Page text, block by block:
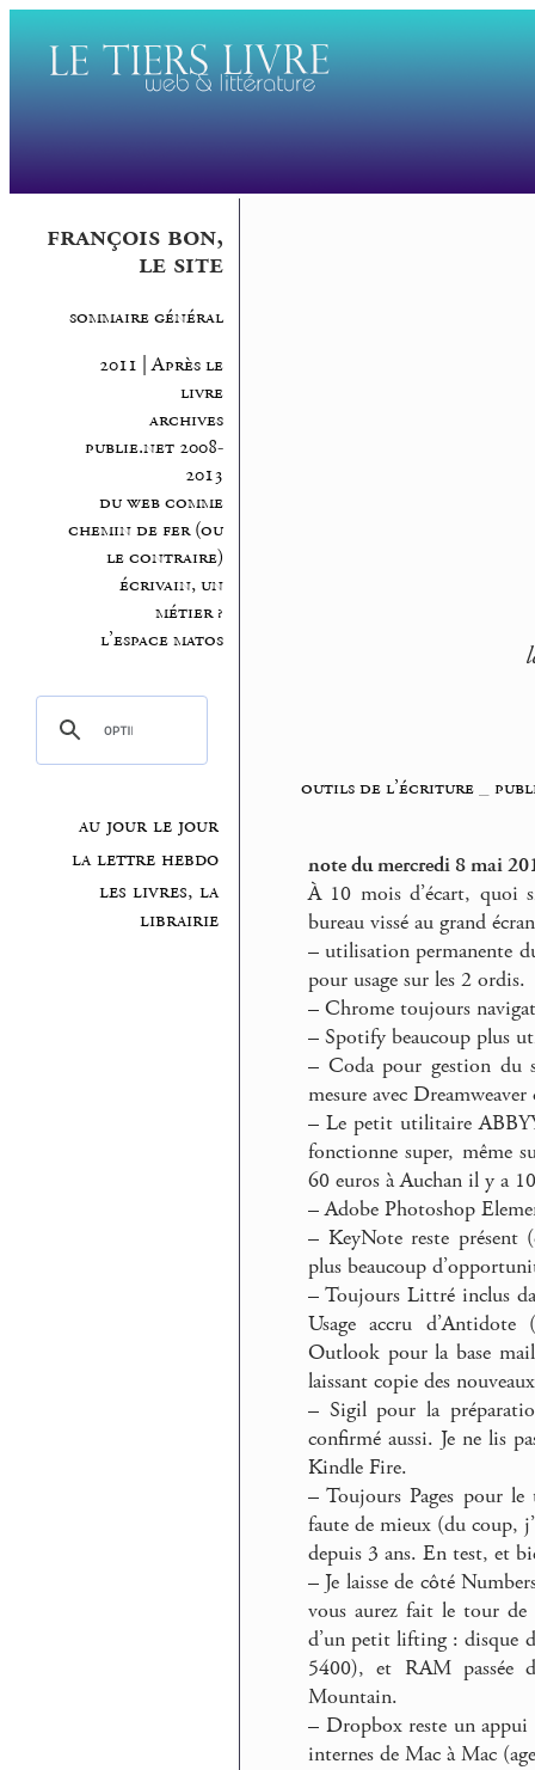
françois bon,
le site
sommaire général
2011 | Après le
livre
archives
publie.net 2008-
2013
du web comme
chemin de fer (ou
le contraire)
écrivain, un
métier ?
l’espace matos
au jour le jour
la lettre hebdo
les livres, la
librairie
outils de l’écriture_
note du mercredi 8 mai
À 10 mois d’écart, quoi
bureau vissé au grand
– utilisation permanente
pour usage sur les 2 ordis.
– Chrome toujours
– Spotify beaucoup plus
– Coda pour gestion du
mesure avec Dreamweaver
– Le petit utilitaire
fonctionne super, même
60 euros à Auchan il y a
–Adobe Photoshop
– KeyNote reste présent
plus beaucoup
– Toujours Littré inclus
Usage accru
Outlook pour la base
laissant copie des
– Sigil pour la
confirmé aussi. Je ne lis
Kindle Fire.
– Toujours Pages pour
faute de mieux (du coup,
depuis 3 ans. En test, et
– Je laisse de côté
vous aurez fait le tour
d’un petit lifting : disque
5400), et RAM passée
Mountain.
– Dropbox reste un
internes de Mac à Mac